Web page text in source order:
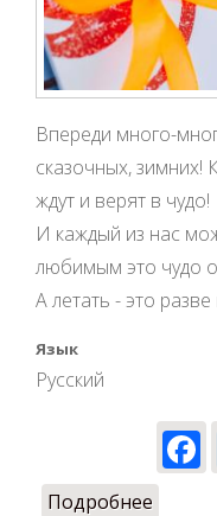
Впереди много-
сказочных, зимних!
ждут и верят в чудо!
И каждый из нас
любимым это чудо
А летать - это разве
Язык
Русский
Подробнее